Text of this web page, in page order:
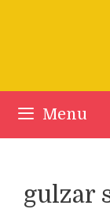
Menu
gulzar